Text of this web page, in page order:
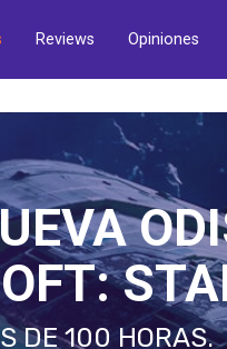
Reviews Opiniones
DE